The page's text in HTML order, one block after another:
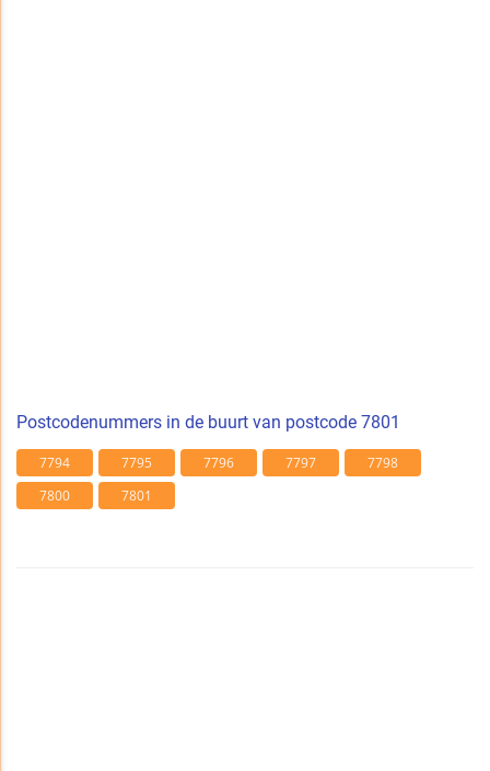
Postcodenummers in de buurt van postcode 7801
7794 7795 7796 7797
7798
7800
7801